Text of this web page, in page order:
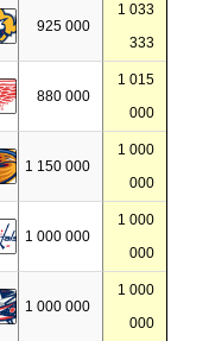
925 000
1 033
333
880 000
1 015
000
1 150 000
1 000
000
1 000 000
1 000
000
1 000 000
1 000
000